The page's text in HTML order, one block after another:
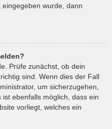
wurde, dann
Prüfe zunächst, ob dein
sind. Wenn dies der Fall
um sicherzugehen,
ebenfalls möglich, dass ein
vorliegt, welches ein